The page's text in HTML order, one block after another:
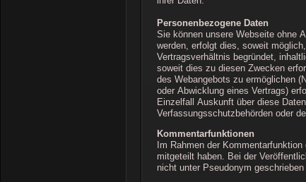
Personenbezogene Daten
Sie können unsere Webseite ohne
werden, erfolgt dies, soweit
Vertragsverhältnis begründet,
soweit dies zu diesen Zwecken
des Webangebots zu ermöglichen
oder Abwicklung eines Vertrags)
Einzelfall Auskunft über diese
Verfassungsschutzbehörden oder
Kommentarfunktionen
Im Rahmen der
mitgeteilt haben. Bei der
nicht unter Pseudonym geschrieben